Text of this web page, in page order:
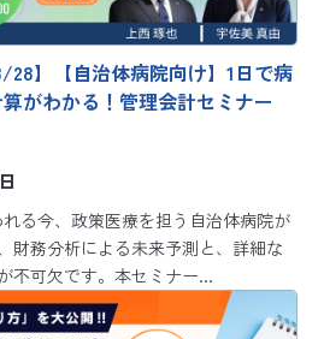
28】【自治体病院向け】1日で病
がわかる！管理会計セミナー
る今、政策医療を担う自治体病院が
財務分析による未来予測と、詳細な
不可欠です。本セミナー...